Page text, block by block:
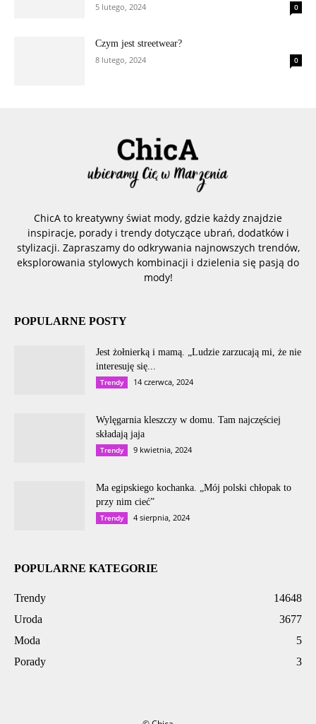
5 lutego, 2024
0
Czym jest streetwear?
8 lutego, 2024
0
ChicA to kreatywny świat mody, gdzie każdy znajdzie
inspiracje, porady i trendy dotyczące ubrań, dodatków i
stylizacji. Zapraszamy do odkrywania najnowszych trendów,
eksplorowania stylowych kombinacji i dzielenia się pasją do
mody!
POPULARNE POSTY
Jest żołnierką i mamą. „Ludzie zarzucają mi, że nie
interesuję się...
Trendy 14 czerwca, 2024
Wylęgarnia kleszczy w domu. Tam najczęściej
składają jaja
Trendy 9 kwietnia, 2024
Ma egipskiego kochanka. „Mój polski chłopak to
przy nim cieć”
Trendy 4 sierpnia, 2024
POPULARNE KATEGORIE
Trendy
14648
Uroda
3677
Moda
5
Porady
3